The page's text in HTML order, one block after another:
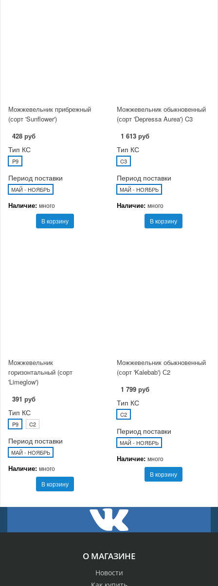
Можжевельник прибрежный
(сорт 'Sunflower')
428 руб
Тип КС
P9
Период поставки
МАЙ - НОЯБРЬ
Наличие: много
В корзину
Можжевельник обыкновенный
(сорт 'Depressa Aurea') C3
1 613 руб
Тип КС
C3
Период поставки
МАЙ - НОЯБРЬ
Наличие: много
В корзину
Можжевельник
горизонтальный (сорт
'Limeglow')
391 руб
Тип КС
P9 C2
Период поставки
МАЙ - НОЯБРЬ
Наличие: много
В корзину
Можжевельник обыкновенный
(сорт 'Kalebab') С2
1 799 руб
Тип КС
C2
Период поставки
МАЙ - НОЯБРЬ
Наличие: много
В корзину
О МАГАЗИНЕ
Новости